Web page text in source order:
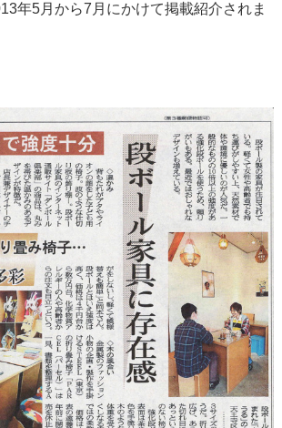
年5月から7月にかけて掲載紹介されま